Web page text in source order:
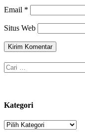
Email *
Situs Web
Cari
untuk:
Kategori
Kategori